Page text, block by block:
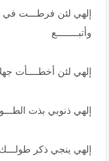
إلهي لئن فرطـــت في
وأتبــــــــع
إلهي لئن أخطــــأت
إلهي ذنوبي بذت
إلهي ينجي ذكر طولـــك